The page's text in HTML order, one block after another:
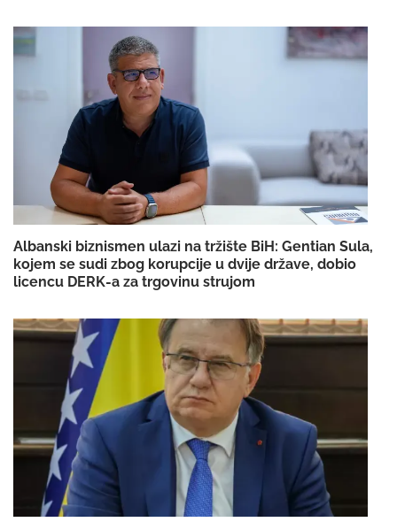
Albanski biznismen ulazi na tržište BiH: Gentian Sula,
kojem se sudi zbog korupcije u dvije države, dobio
licencu DERK-a za trgovinu strujom